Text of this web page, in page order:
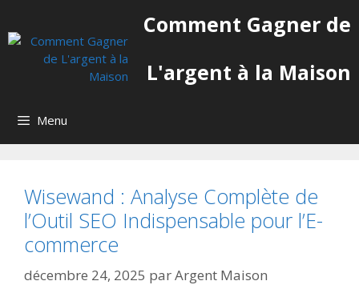
au
contenu
Comment Gagner de
L'argent à la Maison
Menu
Wisewand : Analyse Complète de
l’Outil SEO Indispensable pour l’E-
commerce
décembre 24, 2025 parArgent Maison